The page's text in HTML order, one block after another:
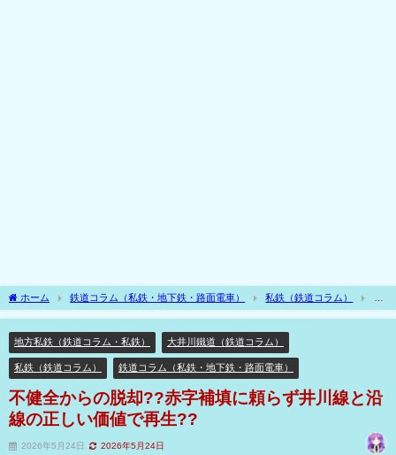
ホーム 鉄道コラム（私鉄・地下鉄・路面電車） 私鉄（鉄道コラム）
方私鉄（鉄道コラム・私鉄）
不健全からの脱却??赤字補填に頼らず井川線と沿線
地方私鉄（鉄道コラム・私鉄）
大井川鐵道（鉄道コラム）
私鉄（鉄道コラム） 鉄道コラム（私鉄・地下鉄・路面電車）
不健全からの脱却??赤字補填に頼らず井川線と沿
線の正しい価値で再生??
2026年5月24日 2026年5月24日